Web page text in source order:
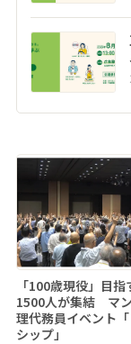
「100歳現役」目
1500人が集結 マ
理代務員イベント
シップ」